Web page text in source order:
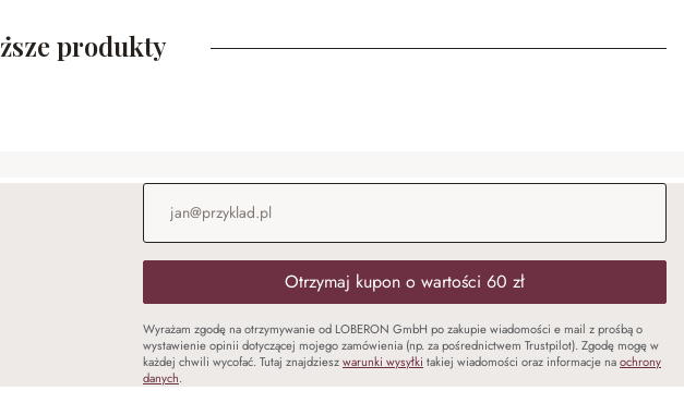
produkty
Adres e-mail
Otrzymaj kupon o wartości 60 zł
Wyrażam zgodę na otrzymywanie od LOBERON GmbH po zakupie wiadomości e mail z prośbą o
wystawienie opinii dotyczącej mojego zamówienia (np. za pośrednictwem Trustpilot). Zgodę mogę w
każdej chwili wycofać. Tutaj znajdzieszwarunki wysyłki takiej wiadomości oraz informacje naochrony
danych.